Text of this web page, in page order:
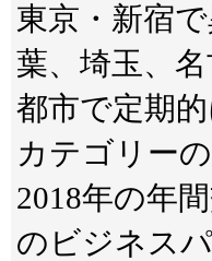
東京・新宿
葉、埼玉、
都市で定期
カテゴリー
2018年の年
のビジネス